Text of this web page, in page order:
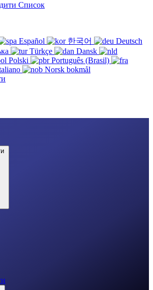
Список
Español 한국어
Deutsch
Türkçe
Dansk
Polski
Português (Brasil)
Norsk bokmål